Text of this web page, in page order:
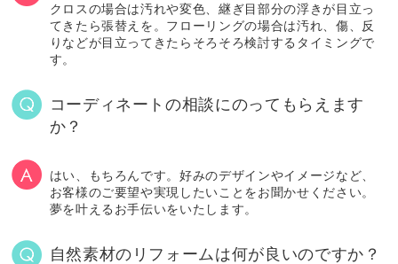
クロスの場合は汚れや変色、継ぎ目部分の浮きが目立っ
てきたら張替えを。フローリングの場合は汚れ、傷、反
りなどが目立ってきたらそろそろ検討するタイミングで
す。
コーディネートの相談にのってもらえます
か？
はい、もちろんです。好みのデザインやイメージなど、
お客様のご要望や実現したいことをお聞かせください。
夢を叶えるお手伝いをいたします。
自然素材のリフォームは何が良いのですか？